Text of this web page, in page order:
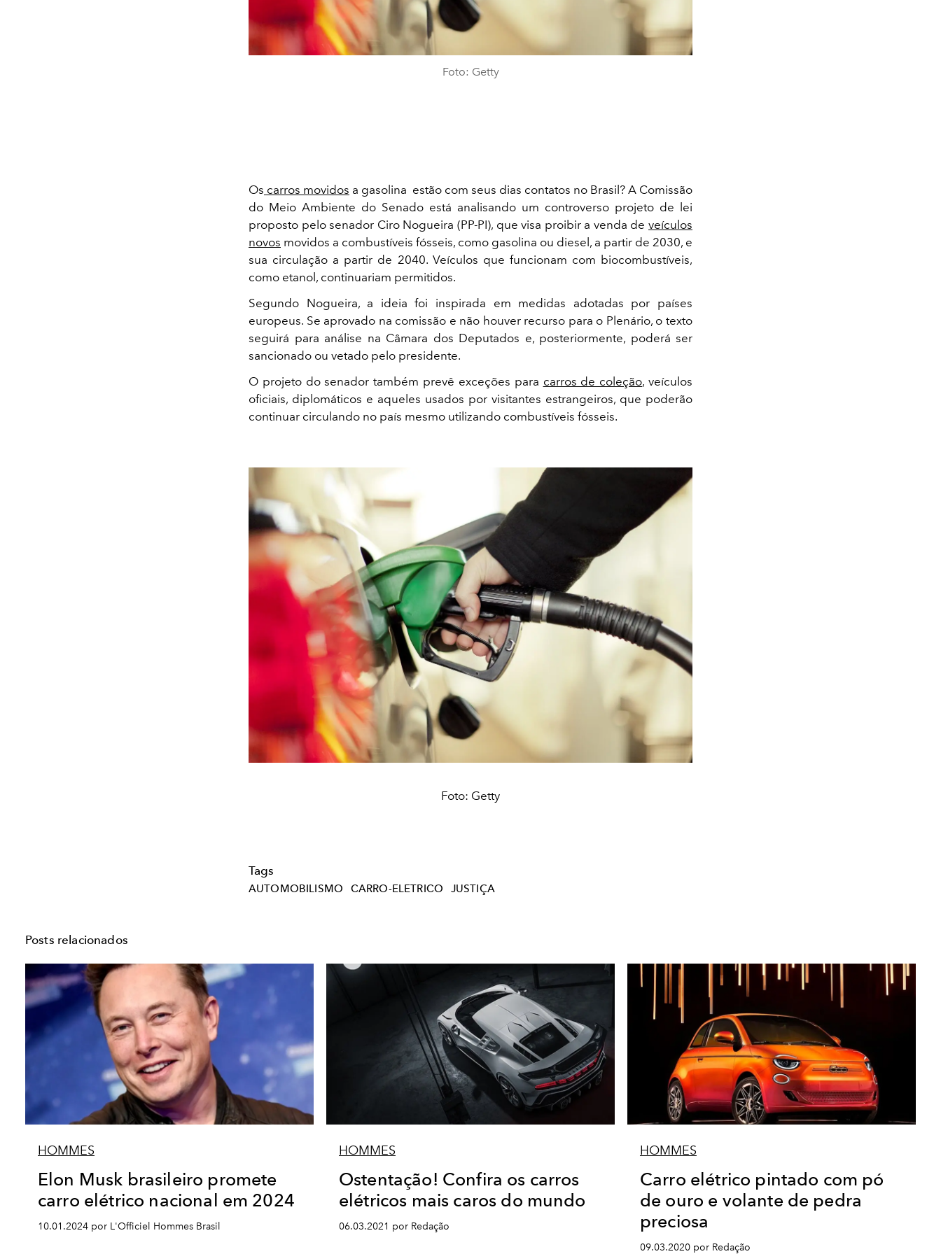
Foto: Getty
Os carros movidos a gasolina estão com seus dias contatos no Brasil? A Comissão
do Meio Ambiente do Senado está analisando um controverso projeto de lei
proposto pelo senador Ciro Nogueira (PP-PI), que visa proibir a venda de veículos
novos movidos a combustíveis fósseis, como gasolina ou diesel, a partir de 2030, e
sua circulação a partir de 2040. Veículos que funcionam com biocombustíveis,
como etanol, continuariam permitidos.
Segundo Nogueira, a ideia foi inspirada em medidas adotadas por países
europeus. Se aprovado na comissão e não houver recurso para o Plenário, o texto
seguirá para análise na Câmara dos Deputados e, posteriormente, poderá ser
sancionado ou vetado pelo presidente.
O projeto do senador também prevê exceções para carros de coleção, veículos
oficiais, diplomáticos e aqueles usados por visitantes estrangeiros, que poderão
continuar circulando no país mesmo utilizando combustíveis fósseis.
Foto: Getty
Tags
AUTOMOBILISMO CARRO-ELETRICO JUSTIÇA
Posts relacionados
HOMMES
Elon Musk brasileiro promete
carro elétrico nacional em 2024
10.01.2024 por L'Officiel Hommes Brasil
HOMMES
Ostentação! Confira os carros
elétricos mais caros do mundo
06.03.2021 por Redação
HOMMES
Carro elétrico pintado com pó
de ouro e volante de pedra
preciosa
09.03.2020 por Redação